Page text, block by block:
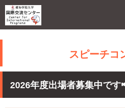
スピーチコ
2026年度出場者募集中で